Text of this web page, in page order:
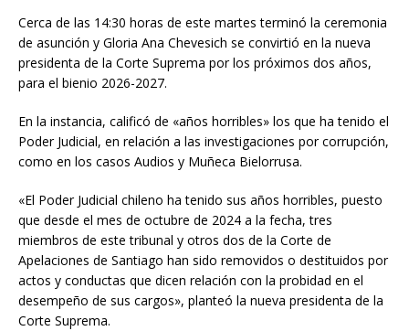
Cerca de las 14:30 horas de este martes terminó la ceremonia
de asunción y Gloria Ana Chevesich se convirtió en la nueva
presidenta de la Corte Suprema por los próximos dos años,
para el bienio 2026-2027.
En la instancia, calificó de «años horribles» los que ha tenido el
Poder Judicial, en relación a las investigaciones por corrupción,
como en los casos Audios y Muñeca Bielorrusa.
«El Poder Judicial chileno ha tenido sus años horribles, puesto
que desde el mes de octubre de 2024 a la fecha, tres
miembros de este tribunal y otros dos de la Corte de
Apelaciones de Santiago han sido removidos o destituidos por
actos y conductas que dicen relación con la probidad en el
desempeño de sus cargos», planteó la nueva presidenta de la
Corte Suprema.